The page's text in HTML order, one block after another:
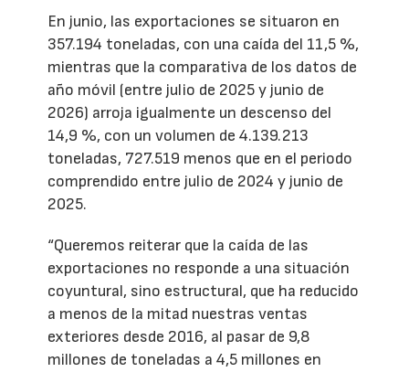
En junio, las exportaciones se situaron en
357.194 toneladas, con una caída del 11,5 %,
mientras que la comparativa de los datos de
año móvil (entre julio de 2025 y junio de
2026) arroja igualmente un descenso del
14,9 %, con un volumen de 4.139.213
toneladas, 727.519 menos que en el periodo
comprendido entre julio de 2024 y junio de
2025.
“Queremos reiterar que la caída de las
exportaciones no responde a una situación
coyuntural, sino estructural, que ha reducido
a menos de la mitad nuestras ventas
exteriores desde 2016, al pasar de 9,8
millones de toneladas a 4,5 millones en